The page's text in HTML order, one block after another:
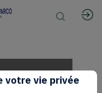
votre vie privée